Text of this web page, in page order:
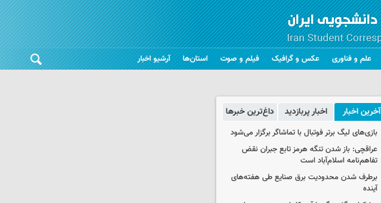
علم و فناوری عکس و گرافیک فیلم و صوت استان‌ها آرشیو اخبار
آخرین اخبار اخبار پربازدید داغ‌ترین خبرها
بازی‌های لیگ برتر فوتبال با تماشاگر برگزار می‌شود
عراقچی: باز شدن تنگه هرمز تابع جبران نقض
تفاهم‌نامه اسلام‌آباد است
برطرف شدن محدودیت‌ برق صنایع طی هفته‌های
آینده